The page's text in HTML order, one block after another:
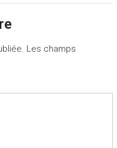
Les champs